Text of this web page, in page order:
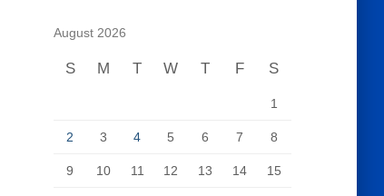
August 2026
S M T W T F S
1
2 3 4 5 6 7 8
9 10 11 12 13 14 15